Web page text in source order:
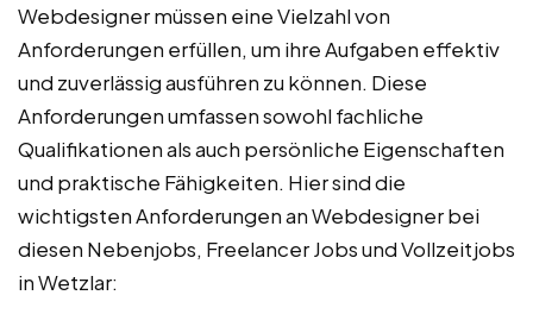
Webdesigner müssen eine Vielzahl von
Anforderungen erfüllen, um ihre Aufgaben effektiv
und zuverlässig ausführen zu können. Diese
Anforderungen umfassen sowohl fachliche
Qualifikationen als auch persönliche Eigenschaften
und praktische Fähigkeiten. Hier sind die
wichtigsten Anforderungen an Webdesigner bei
diesen Nebenjobs, Freelancer Jobs und Vollzeitjobs
in Wetzlar: